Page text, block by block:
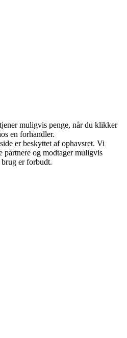
muligvis penge, når du klikker
en forhandler.
er beskyttet af ophavsret. Vi
partnere og modtager muligvis
er forbudt.